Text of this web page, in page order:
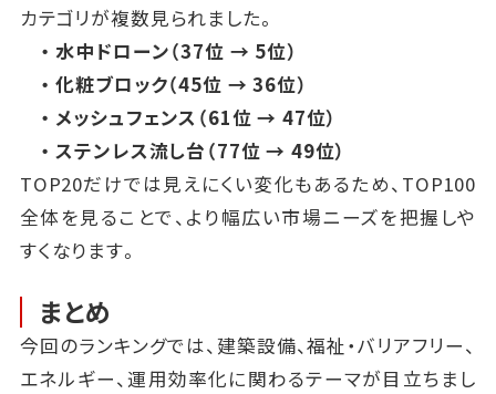
カテゴリが複数見られました。
・ 水中ドローン（37位 → 5位）
・ 化粧ブロック（45位 → 36位）
・ メッシュフェンス（61位 → 47位）
・ ステンレス流し台（77位 → 49位）
TOP20だけでは見えにくい変化もあるため、TOP100
全体を見ることで、より幅広い市場ニーズを把握しや
すくなります。
まとめ
今回のランキングでは、建築設備、福祉・バリアフリー、
エネルギー、運用効率化に関わるテーマが目立ちまし